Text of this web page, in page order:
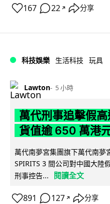
167 22 ↗ 分享
科技娛樂 生活科技 玩具
Lawton 5 小時
萬代刑事追擊假
貨值逾 650 萬港
萬代南夢宮集團旗下萬代南夢
SPIRITS 3 間公司對中國大陸
刑事控告...
閱讀全文
891 127 ↗ 分享